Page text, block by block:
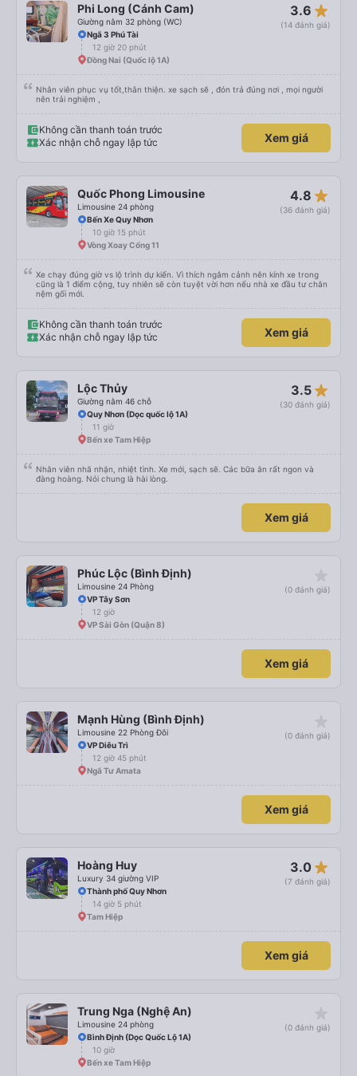
Phi Long (Cánh Cam)
Giường nằm 32 phòng (WC)
3.6 star_rate
(14 đánh giá)
Ngã 3 Phú Tài
12 giờ 20 phút
Đồng Nai (Quốc lộ 1A)
Nhân viên phục vụ tốt,thân thiện. xe sạch sẽ , đón trả đúng nơi , mọi người
nên trải nghiệm ,
Không cần thanh toán trước
Xác nhận chỗ ngay lập tức
Xem giá
Quốc Phong Limousine
Limousine 24 phòng
4.8 star_rate
(36 đánh giá)
Bến Xe Quy Nhơn
10 giờ 15 phút
Vòng Xoay Cổng 11
Xe chạy đúng giờ vs lộ trình dự kiến. Vì thích ngắm cảnh nên kính xe trong
cũng là 1 điểm cộng, tuy nhiên sẽ còn tuyệt vời hơn nếu nhà xe đầu tư chăn
nệm gối mới.
Không cần thanh toán trước
Xác nhận chỗ ngay lập tức
Xem giá
Lộc Thủy
Giường nằm 46 chỗ
3.5 star_rate
(30 đánh giá)
Quy Nhơn (Dọc quốc lộ 1A)
11 giờ
Bến xe Tam Hiệp
Nhân viên nhã nhặn, nhiệt tình. Xe mới, sạch sẽ. Các bữa ăn rất ngon và
đàng hoàng. Nói chung là hài lòng.
Xem giá
Phúc Lộc (Bình Định)
Limousine 24 Phòng
(0 đánh giá)
VP Tây Sơn
12 giờ
VP Sài Gòn (Quận 8)
Xem giá
Mạnh Hùng (Bình Định)
Limousine 22 Phòng Đôi
(0 đánh giá)
VP Diêu Trì
12 giờ 45 phút
Ngã Tư Amata
Xem giá
Hoàng Huy
Luxury 34 giường VIP
3.0 star_rate
(7 đánh giá)
Thành phố Quy Nhơn
14 giờ 5 phút
Tam Hiệp
Xem giá
Trung Nga (Nghệ An)
Limousine 24 phòng
(0 đánh giá)
Bình Định (Dọc Quốc Lộ 1A)
10 giờ
Bến xe Tam Hiệp